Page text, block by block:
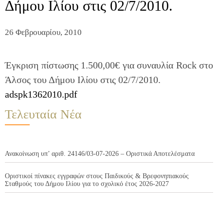
Δήμου Ιλίου στις 02/7/2010.
26 Φεβρουαρίου, 2010
Έγκριση πίστωσης 1.500,00€ για συναυλία Rock στο
Άλσος του Δήμου Ιλίου στις 02/7/2010.
adspk1362010.pdf
Τελευταία Νέα
Ανακοίνωση υπ’ αριθ. 24146/03-07-2026 – Οριστικά Αποτελέσματα
Οριστικοί πίνακες εγγραφών στους Παιδικούς & Βρεφονηπιακούς
Σταθμούς του Δήμου Ιλίου για το σχολικό έτος 2026-2027